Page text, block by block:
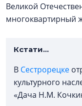
Великой
многоквартирный
Кстати...
В Сестрорецке
культурного
«Дача Н.М.